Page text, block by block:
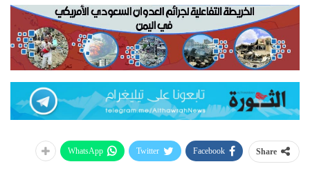
Share
Facebook
Twitter
WhatsApp